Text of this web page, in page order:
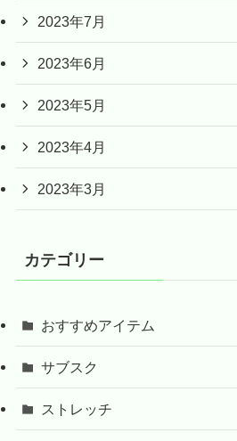
2023年7月
2023年6月
2023年5月
2023年4月
2023年3月
カテゴリー
おすすめアイテム
サブスク
ストレッチ